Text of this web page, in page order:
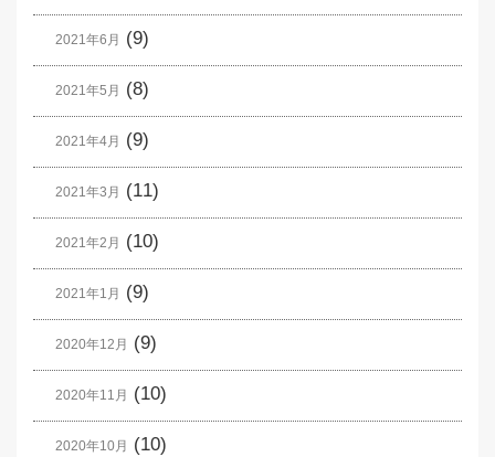
2021年6月 (9)
2021年5月 (8)
2021年4月 (9)
2021年3月 (11)
2021年2月 (10)
2021年1月 (9)
2020年12月 (9)
2020年11月 (10)
2020年10月 (10)